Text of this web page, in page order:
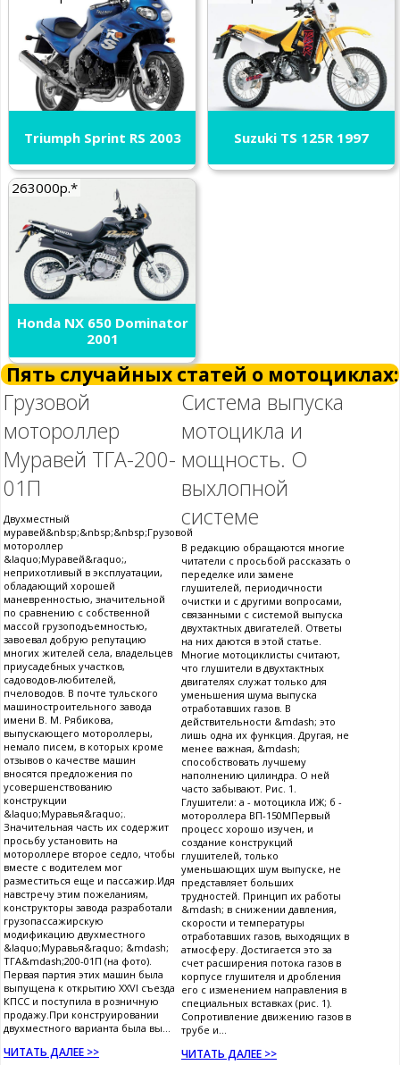
Triumph Sprint RS 2003 Suzuki TS 125R 1997
263000р.*
Honda NX 650 Dominator
2001
Пять случайных статей о мотоциклах:
Грузовой
мотороллер
Муравей ТГА-200-
01П
Двухместный
муравей&nbsp;&nbsp;&nbsp;Грузовой
мотороллер
&laquo;Муравей&raquo;,
неприхотливый в эксплуатации,
обладающий хорошей
маневренностью, значительной
по сравнению с собственной
массой грузоподъемностью,
завоевал добрую репутацию
многих жителей села, владельцев
приусадебных участков,
садоводов-любителей,
пчеловодов. В почте тульского
машиностроительного завода
имени В. М. Рябикова,
выпускающего мотороллеры,
немало писем, в которых кроме
отзывов о качестве машин
вносятся предложения по
усовершенствованию
конструкции
&laquo;Муравья&raquo;.
Значительная часть их содержит
просьбу установить на
мотороллере второе седло, чтобы
вместе с водителем мог
разместиться еще и пассажир.Идя
навстречу этим пожеланиям,
конструкторы завода разработали
грузопассажирскую
модификацию двухместного
&laquo;Муравья&raquo; &mdash;
ТГА&mdash;200-01П (на фото).
Первая партия этих машин была
выпущена к открытию XXVI съезда
КПСС и поступила в розничную
продажу.При конструировании
двухместного варианта была вы...
ЧИТАТЬ ДАЛЕЕ >>
Система выпуска
мотоцикла и
мощность. О
выхлопной
системе
В редакцию обращаются многие
читатели с просьбой рассказать о
переделке или замене
глушителей, периодичности
очистки и с другими вопросами,
связанными с системой выпуска
двухтактных двигателей. Ответы
на них даются в этой статье.
Многие мотоциклисты считают,
что глушители в двухтактных
двигателях служат только для
уменьшения шума выпуска
отработавших газов. В
действительности &mdash; это
лишь одна их функция. Другая, не
менее важная, &mdash;
способствовать лучшему
наполнению цилиндра. О ней
часто забывают. Рис. 1.
Глушители: а - мотоцикла ИЖ; б -
мотороллера ВП-150МПервый
процесс хорошо изучен, и
создание конструкций
глушителей, только
уменьшающих шум выпуске, не
представляет больших
трудностей. Принцип их работы
&mdash; в снижении давления,
скорости и температуры
отработавших газов, выходящих в
атмосферу. Достигается это за
счет расширения потока газов в
корпусе глушителя и дробления
его с изменением направления в
специальных вставках (рис. 1).
Сопротивление движению газов в
трубе и...
ЧИТАТЬ ДАЛЕЕ >>